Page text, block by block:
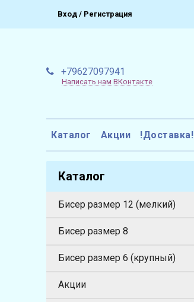
Вход / Регистрация
+79627097941
Написать нам ВКонтакте
Каталог Акции !Доставка!
Каталог
Бисер размер 12 (мелкий)
Бисер размер 8
Бисер размер 6 (крупный)
Акции